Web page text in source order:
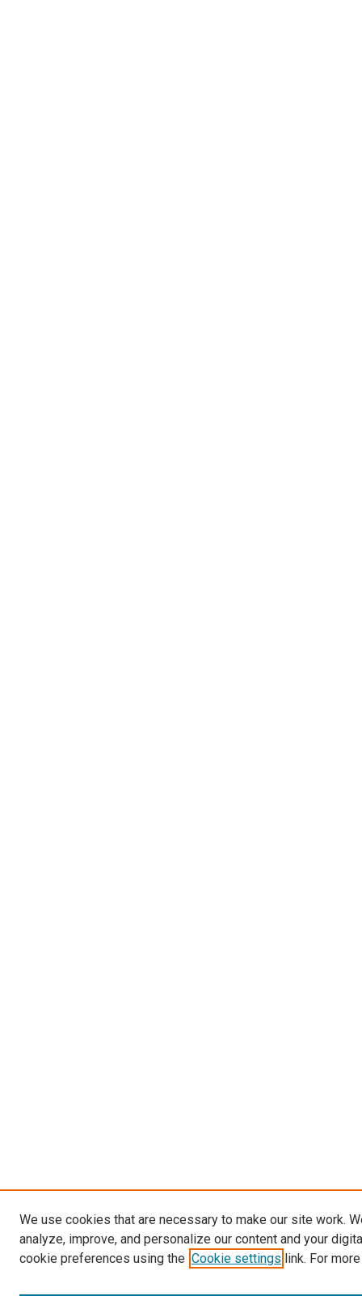
We use cookies that are necessary to make our site work.
analyze, improve, and personalize our content and your
cookie preferences using the Cookie settings link. For